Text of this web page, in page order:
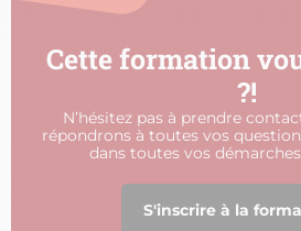
Cette formation
?!
N’hésitez pas à prendre
répondrons à toutes vos
dans toutes vos
S'inscrire à la